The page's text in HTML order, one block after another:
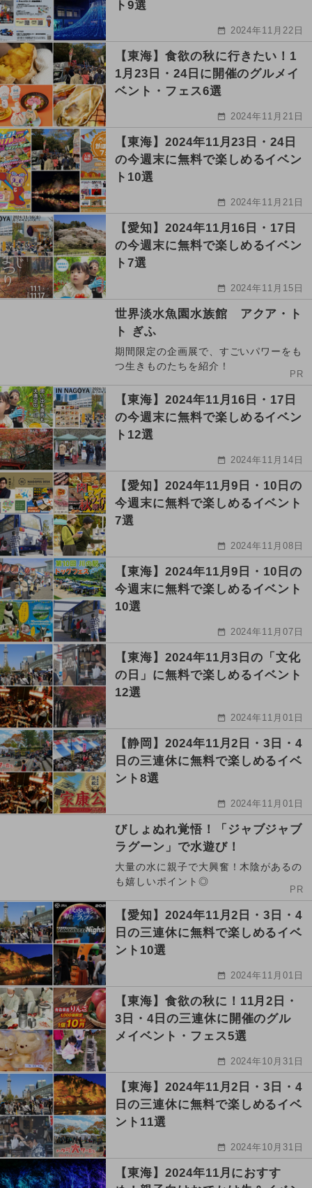
ト9選
2024年11月22日
【東海】食欲の秋に行きたい！1
1月23日・24日に開催のグルメイ
ベント・フェス6選
2024年11月21日
【東海】2024年11月23日・24日
の今週末に無料で楽しめるイベン
ト10選
2024年11月21日
【愛知】2024年11月16日・17日
の今週末に無料で楽しめるイベン
ト7選
2024年11月15日
世界淡水魚園水族館 アクア・ト
ト ぎふ
期間限定の企画展で、すごいパワーをも
つ生きものたちを紹介！
PR
【東海】2024年11月16日・17日
の今週末に無料で楽しめるイベン
ト12選
2024年11月14日
【愛知】2024年11月9日・10日の
今週末に無料で楽しめるイベント
7選
2024年11月08日
【東海】2024年11月9日・10日の
今週末に無料で楽しめるイベント
10選
2024年11月07日
【東海】2024年11月3日の「文化
の日」に無料で楽しめるイベント
12選
2024年11月01日
【静岡】2024年11月2日・3日・4
日の三連休に無料で楽しめるイベ
ント8選
2024年11月01日
びしょぬれ覚悟！「ジャブジャブ
ラグーン」で水遊び！
大量の水に親子で大興奮！木陰があるの
も嬉しいポイント◎
PR
【愛知】2024年11月2日・3日・4
日の三連休に無料で楽しめるイベ
ント10選
2024年11月01日
【東海】食欲の秋に！11月2日・
3日・4日の三連休に開催のグル
メイベント・フェス5選
2024年10月31日
【東海】2024年11月2日・3日・4
日の三連休に無料で楽しめるイベ
ント11選
2024年10月31日
【東海】2024年11月におすす